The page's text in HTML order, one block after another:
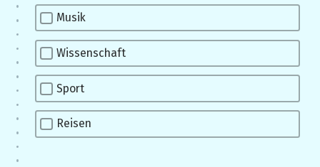
Musik
Wissenschaft
Sport
Reisen